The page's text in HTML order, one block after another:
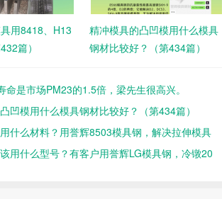
用8418、H13
篇）
精冲模具的凸凹模用什么模具
钢材比较好？（第434篇）
命是市场PM23的1.5倍，梁先生很高兴。
凹模用什么模具钢材比较好？（第434篇）
什么材料？用誉辉8503模具钢，解决拉伸模具
篇）
用什么型号？有客户用誉辉LG模具钢，冷镦20